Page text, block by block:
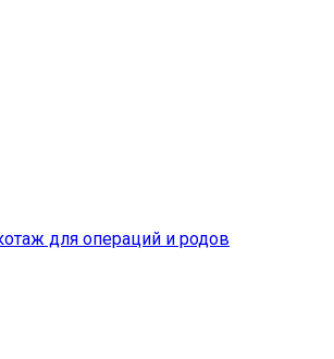
для операций и родов